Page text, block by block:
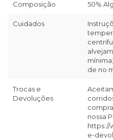
Composição 50%
Cuidados
de no
Trocas e
Devoluções
nossa
https://
e-